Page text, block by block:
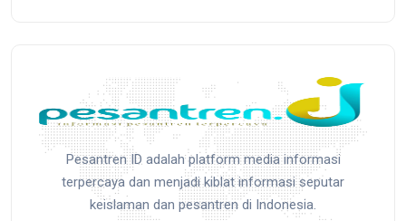
Pesantren ID adalah platform media informasi
terpercaya dan menjadi kiblat informasi seputar
keislaman dan pesantren di Indonesia.